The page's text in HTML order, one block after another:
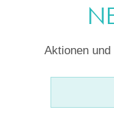
Aktionen und